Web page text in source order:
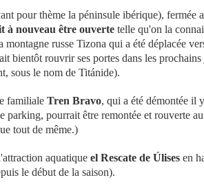
pour thème la péninsule ibérique), fermée
à nouveau être ouvertetelle qu'on la
montagne russe Tizona qui a été déplacée
bientôt rouvrir ses portes dans les
sous le nom de Titánide).
familiale Tren Bravo, qui a été démontée il
parking, pourrait être remontée et rouverte
tout de même.)
aquatique el Rescate de Úlisesen
le début de la saison).